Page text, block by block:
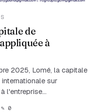
de
à
2025, Lomé, la capitale
sur
l'entreprise...
✎ 0